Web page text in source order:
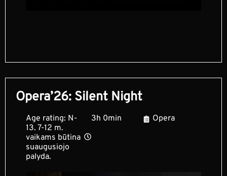
Opera’26: Silent Night
Age rating: N-
13. 7-12 m.
vaikams būtina
suaugusiojo
palyda.
3h 0min Opera